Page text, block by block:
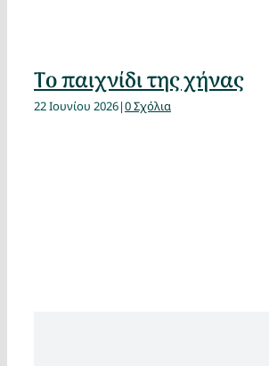
Το παιχνίδι της χήνας
22 Ιουνίου 2026|0 Σχόλια